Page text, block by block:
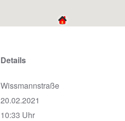
Details
Wissmannstraße
20.02.2021
10:33 Uhr